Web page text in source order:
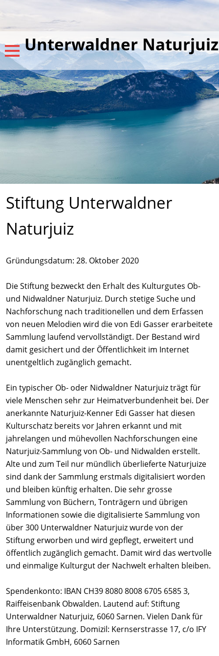
Unterwaldner Naturjuiz
Stiftung Unterwaldner
Naturjuiz
Gründungsdatum: 28. Oktober 2020
Die Stiftung bezweckt den Erhalt des Kulturgutes Ob-
und Nidwaldner Naturjuiz. Durch stetige Suche und
Nachforschung nach traditionellen und dem Erfassen
von neuen Melodien wird die von Edi Gasser erarbeitete
Sammlung laufend vervollständigt. Der Bestand wird
damit gesichert und der Öffentlichkeit im Internet
unentgeltlich zugänglich gemacht.
Ein typischer Ob- oder Nidwaldner Naturjuiz trägt für
viele Menschen sehr zur Heimatverbundenheit bei. Der
anerkannte Naturjuiz-Kenner Edi Gasser hat diesen
Kulturschatz bereits vor Jahren erkannt und mit
jahrelangen und mühevollen Nachforschungen eine
Naturjuiz-Sammlung von Ob- und Nidwalden erstellt.
Alte und zum Teil nur mündlich überlieferte Naturjuize
sind dank der Sammlung erstmals digitalisiert worden
und bleiben künftig erhalten. Die sehr grosse
Sammlung von Büchern, Tonträgern und übrigen
Informationen sowie die digitalisierte Sammlung von
über 300 Unterwaldner Naturjuiz wurde von der
Stiftung erworben und wird gepflegt, erweitert und
öffentlich zugänglich gemacht. Damit wird das wertvolle
und einmalige Kulturgut der Nachwelt erhalten bleiben.
Spendenkonto: IBAN CH39 8080 8008 6705 6585 3,
Raiffeisenbank Obwalden. Lautend auf: Stiftung
Unterwaldner Naturjuiz, 6060 Sarnen. Vielen Dank für
Ihre Unterstützung. Domizil: Kernserstrasse 17, c/o IFY
Informatik GmbH, 6060 Sarnen